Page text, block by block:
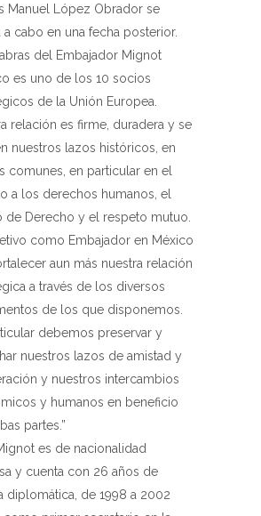
Manuel López Obrador se
a cabo en una fecha posterior.
del Embajador Mignot
es uno de los 10 socios
de la Unión Europea.
relación es firme, duradera y se
nuestros lazos históricos, en
comunes, en particular en el
a los derechos humanos, el
de Derecho y el respeto mutuo.
como Embajador en México
aun más nuestra relación
a través de los diversos
de los que disponemos.
debemos preservar y
nuestros lazos de amistad y
y nuestros intercambios
y humanos en beneficio
partes.”
es de nacionalidad
y cuenta con 26 años de
diplomática, de 1998 a 2002